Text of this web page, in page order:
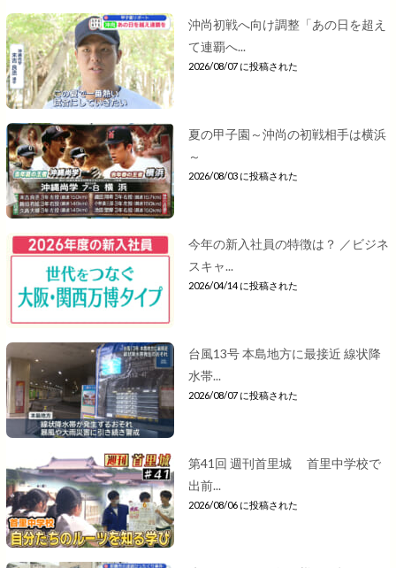
沖尚初戦へ向け調整「あの日を超え
て連覇へ...
2026/08/07 に投稿された
夏の甲子園～沖尚の初戦相手は横浜
～
2026/08/03 に投稿された
今年の新入社員の特徴は？ ／ビジネ
スキャ...
2026/04/14 に投稿された
台風13号 本島地方に最接近 線状降
水帯...
2026/08/07 に投稿された
第41回 週刊首里城 首里中学校で
出前...
2026/08/06 に投稿された